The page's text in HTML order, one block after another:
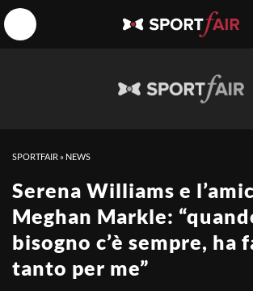
SPORTFAIR » NEWS
Serena Williams e
Meghan Markle:
bisogno c’è sempre, ha
tanto per me”